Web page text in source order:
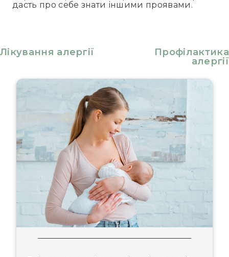
дасть про себе знати іншими проявами.
Лікування алергії
Профілактика
алергії